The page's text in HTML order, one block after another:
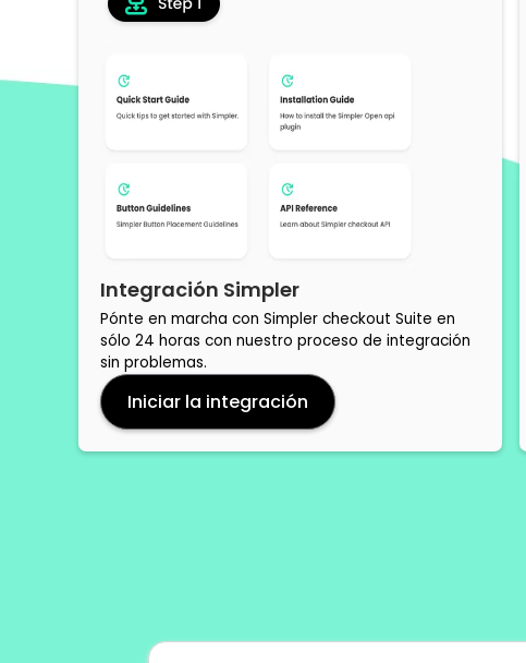
Integración Simpler
Pónte en marcha con Simpler checkout Suite en
sólo 24 horas con nuestro proceso de integración
sin problemas.
Iniciar la integración